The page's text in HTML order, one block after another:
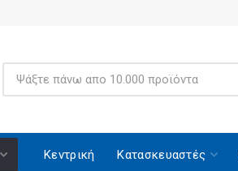
Κεντρική Κατασκευαστές